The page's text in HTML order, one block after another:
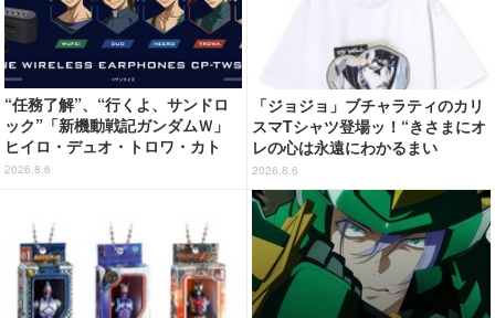
“任務了解”、“行くよ、サンドロ
ック”「新機動戦記ガンダムＷ」
ヒイロ・デュオ・トロワ・カト
ル・五飛の声がする…！ 新規録
り下ろしボイス搭載のワイヤレス
2026.8.6
「ジョジョ」ブチャラティのカリ
スマTシャツ登場ッ！“きさまにオ
レの心は永遠にわかるまい
ッ！”や感動のクライマックスを
デザイン
2026.8.6